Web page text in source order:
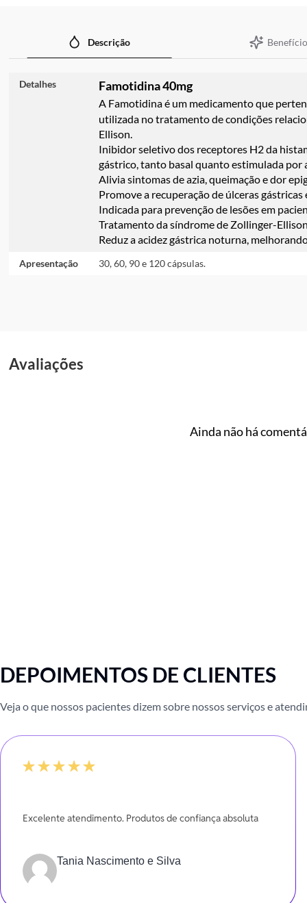
Descrição
Detalhes Famotidina 40mg
A Famotidina é um medicamento que
utilizada no tratamento de condições
Ellison.
Inibidor seletivo dos receptores H2 da
gástrico, tanto basal quanto estimulada
Alivia sintomas de azia, queimação e dor
Promove a recuperação de úlceras
Indicada para prevenção de lesões em
Tratamento da síndrome de Zollinger-
Reduz a acidez gástrica noturna,
Apresentação 30, 60, 90 e 120 cápsulas.
Avaliações
Ainda não há
DEPOIMENTOS DE CLIENTES
Veja o que nossos pacientes dizem sobre nossos serviços e
Excelente atendimento. Produtos de confiança absoluta
Tania Nascimento e Silva